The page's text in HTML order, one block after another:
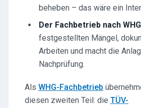
beheben – das wäre ein
Der Fachbetrieb nach WHG
festgestellten Mängel,
Arbeiten und macht die
Nachprüfung.
Als WHG-Fachbetrieb
diesen zweiten Teil: die TÜV-